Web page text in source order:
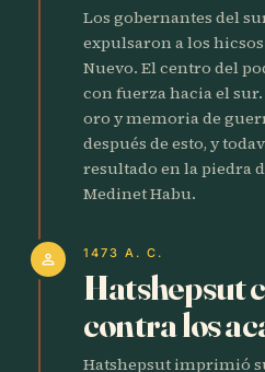
Los gobernantes del
expulsaron a los
Nuevo. El centro del
con fuerza hacia el
oro y memoria de
después de esto, y
resultado en la piedra
Medinet Habu.
person 1473 A. C.
Hatshepsut
contra los
Hatshepsut imprimió